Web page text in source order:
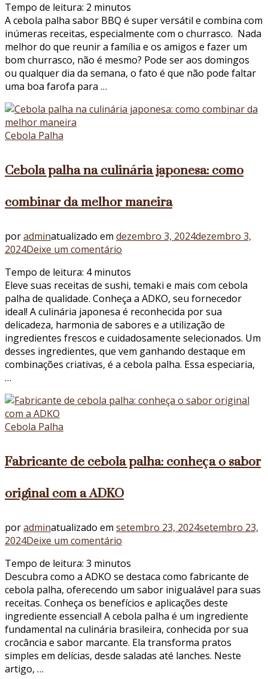
palha
sabor
BBQ:
ideal
para
sua
de
churrasco
Tempo de leitura: 2 minutos
A cebola palha sabor BBQ é super versátil e combina com
inúmeras receitas, especialmente com o churrasco. Nada
melhor do que reunir a família e os amigos e fazer um
bom churrasco, não é mesmo? Pode ser aos domingos
ou qualquer dia da semana, o fato é que não pode faltar
uma boa farofa para …
Cebola Palha
Cebola palha na culinária japonesa: como
combinar da melhor maneira
poradminatualizado em dezembro 3, 2024dezembro 3,
2024Deixe um comentário
palha
na
culinária
japonesa:
como
combinar
da
melhor
Tempo de leitura: 4 minutos
Eleve suas receitas de sushi, temaki e mais com cebola
palha de qualidade. Conheça a ADKO, seu fornecedor
ideal! A culinária japonesa é reconhecida por sua
delicadeza, harmonia de sabores e a utilização de
ingredientes frescos e cuidadosamente selecionados. Um
desses ingredientes, que vem ganhando destaque em
combinações criativas, é a cebola palha. Essa especiaria,
…
Cebola Palha
Fabricante de cebola palha: conheça o sabor
original com a ADKO
poradminatualizado em setembro 23, 2024setembro 23,
2024Deixe um comentário
de
cebola
palha:
conheça
o
sabor
original
com
Tempo de leitura: 3 minutos
Descubra como a ADKO se destaca como fabricante de
cebola palha, oferecendo um sabor inigualável para suas
receitas. Conheça os benefícios e aplicações deste
ingrediente essencial! A cebola palha é um ingrediente
fundamental na culinária brasileira, conhecida por sua
crocância e sabor marcante. Ela transforma pratos
simples em delícias, desde saladas até lanches. Neste
artigo, …